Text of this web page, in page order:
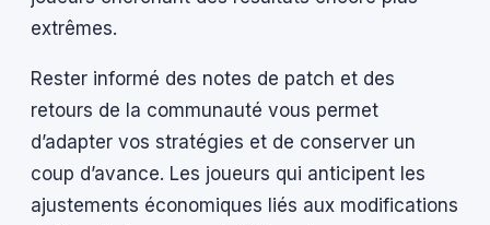
extrêmes.
Rester informé des notes de patch et des
retours de la communauté vous permet
d’adapter vos stratégies et de conserver un
coup d’avance. Les joueurs qui anticipent les
ajustements économiques liés aux modifications